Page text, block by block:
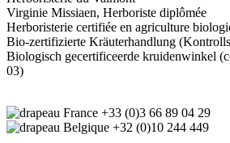
Virginie Missiaen, Herboriste diplômée
Herboristerie certifiée en agriculture
Bio-zertifizierte Kräuterhandlung
Biologisch gecertificeerde kruidenwinkel
03)
+33 (0)3 66 89 04 29
+32 (0)10 244 449